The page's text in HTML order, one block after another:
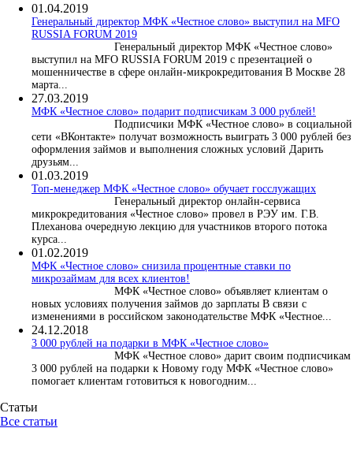
01.04.2019
Генеральный директор МФК «Честное слово» выступил на MFO
RUSSIA FORUM 2019
Генеральный директор МФК «Честное слово»
выступил на MFO RUSSIA FORUM 2019 с презентацией о
мошенничестве в сфере онлайн-микрокредитования В Москве 28
марта...
27.03.2019
МФК «Честное слово» подарит подписчикам 3 000 рублей!
Подписчики МФК «Честное слово» в социальной
сети «ВКонтакте» получат возможность выиграть 3 000 рублей без
оформления займов и выполнения сложных условий Дарить
друзьям...
01.03.2019
Топ-менеджер МФК «Честное слово» обучает госслужащих
Генеральный директор онлайн-сервиса
микрокредитования «Честное слово» провел в РЭУ им. Г.В.
Плеханова очередную лекцию для участников второго потока
курса...
01.02.2019
МФК «Честное слово» снизила процентные ставки по
микрозаймам для всех клиентов!
МФК «Честное слово» объявляет клиентам о
новых условиях получения займов до зарплаты В связи с
изменениями в российском законодательстве МФК «Честное...
24.12.2018
3 000 рублей на подарки в МФК «Честное слово»
МФК «Честное слово» дарит своим подписчикам
3 000 рублей на подарки к Новому году МФК «Честное слово»
помогает клиентам готовиться к новогодним...
Статьи
Все статьи